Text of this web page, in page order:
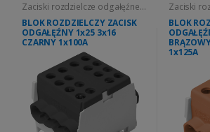
Zaciski rozdzielcze odgałęźne
HLK
BLOK ROZDZIELCZY ZACISK
ODGAŁĘŹNY 1x25 3x16
CZARNY 1x100A
Zaciski
HLK
BLOK
1x125A